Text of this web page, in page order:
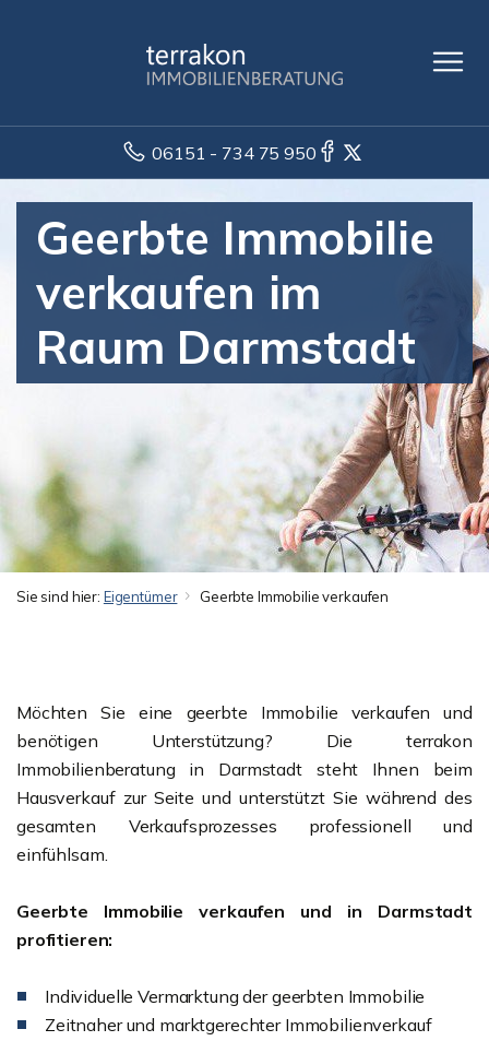
06151 - 734 75 950
Geerbte Immobilie
verkaufen im
Raum Darmstadt
Sie sind hier: Eigentümer Geerbte Immobilie verkaufen
Möchten Sie eine geerbte Immobilie verkaufen und
benötigen Unterstützung? Die terrakon
Immobilienberatung in Darmstadt steht Ihnen beim
Hausverkauf zur Seite und unterstützt Sie während des
gesamten Verkaufsprozesses professionell und
einfühlsam.
Geerbte Immobilie verkaufen und in Darmstadt
profitieren:
Individuelle Vermarktung der geerbten Immobilie
Zeitnaher und marktgerechter Immobilienverkauf